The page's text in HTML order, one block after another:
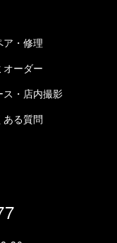
ア・修理
オーダー
ス・店内撮影
ある質問